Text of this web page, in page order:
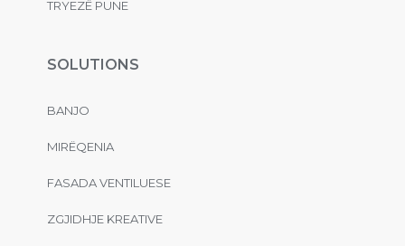
TRYEZË PUNE
SOLUTIONS
BANJO
MIRËQENIA
FASADA VENTILUESE
ZGJIDHJE KREATIVE